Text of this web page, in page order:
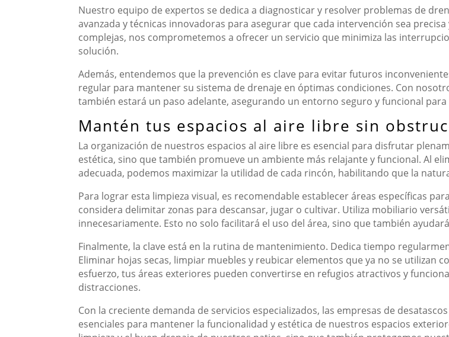
Nuestro equipo de expertos se dedica a diagnosticar y resolver problemas de
avanzada y técnicas innovadoras para asegurar que cada intervención sea
complejas, nos comprometemos a ofrecer un servicio que minimiza las
solución.
Además, entendemos que la prevención es clave para evitar futuros
regular para mantener su sistema de drenaje en óptimas condiciones. Con
también estará un paso adelante, asegurando un entorno seguro y funcional para
Mantén tus espacios al aire libre sin
La organización de nuestros espacios al aire libre es esencial para disfrutar
estética, sino que también promueve un ambiente más relajante y funcional. Al
adecuada, podemos maximizar la utilidad de cada rincón, habilitando que la
Para lograr esta limpieza visual, es recomendable establecer áreas específicas
considera delimitar zonas para descansar, jugar o cultivar. Utiliza mobiliario
innecesariamente. Esto no solo facilitará el uso del área, sino que también
Finalmente, la clave está en la rutina de mantenimiento. Dedica tiempo
Eliminar hojas secas, limpiar muebles y reubicar elementos que ya no se utilizan
esfuerzo, tus áreas exteriores pueden convertirse en refugios atractivos y
distracciones.
Con la creciente demanda de servicios especializados, las empresas de
esenciales para mantener la funcionalidad y estética de nuestros espacios